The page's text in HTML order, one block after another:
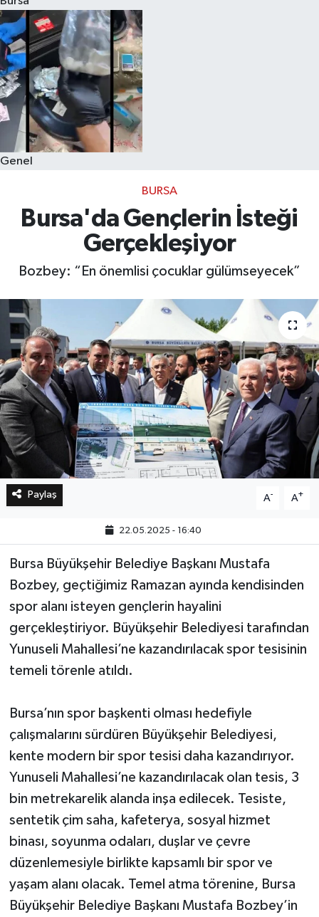
Genel
BURSA
Bursa'da Gençlerin İsteği
Gerçekleşiyor
Bozbey: “En önemlisi çocuklar gülümseyecek”
Paylaş A- A+
22.05.2025 - 16:40
Bursa Büyükşehir Belediye Başkanı Mustafa
Bozbey, geçtiğimiz Ramazan ayında kendisinden
spor alanı isteyen gençlerin hayalini
gerçekleştiriyor. Büyükşehir Belediyesi tarafından
Yunuseli Mahallesi’ne kazandırılacak spor tesisinin
temeli törenle atıldı.
Bursa’nın spor başkenti olması hedefiyle
çalışmalarını sürdüren Büyükşehir Belediyesi,
kente modern bir spor tesisi daha kazandırıyor.
Yunuseli Mahallesi’ne kazandırılacak olan tesis, 3
bin metrekarelik alanda inşa edilecek. Tesiste,
sentetik çim saha, kafeterya, sosyal hizmet
binası, soyunma odaları, duşlar ve çevre
düzenlemesiyle birlikte kapsamlı bir spor ve
yaşam alanı olacak. Temel atma törenine, Bursa
Büyükşehir Belediye Başkanı Mustafa Bozbey’in
Eğitim
Sağlık
Dünya
Magazin
Kültür & Sanat
Teknoloji
Bilim
Genel
Bilim, Teknoloji